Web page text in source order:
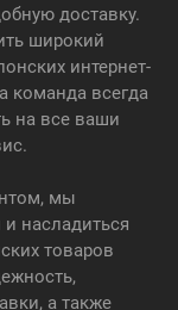
доставку.
широкий
интернет-
команда всегда
на все ваши
мы
насладиться
товаров
а также